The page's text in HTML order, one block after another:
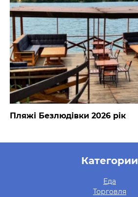
Пляжі Безлюдівки 2026 рік
Категории
Еда
Торговля